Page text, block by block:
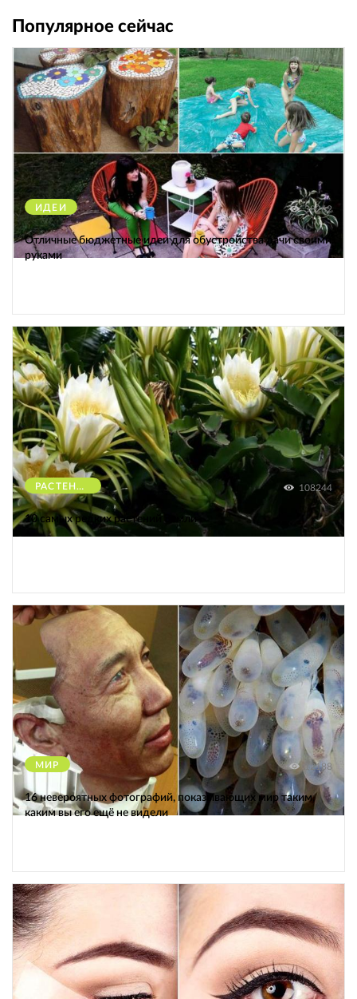
Популярное сейчас
ИДЕИ 38262
Отличные бюджетные идеи для обустройства дачи своими
руками
РАСТЕНИЯ 108244
10 самых редких растений Земли
МИР 12188
16 невероятных фотографий, показывающих мир таким,
каким вы его ещё не видели